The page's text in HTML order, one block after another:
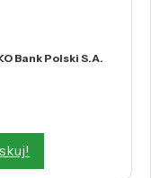
Bank Polski S.A.